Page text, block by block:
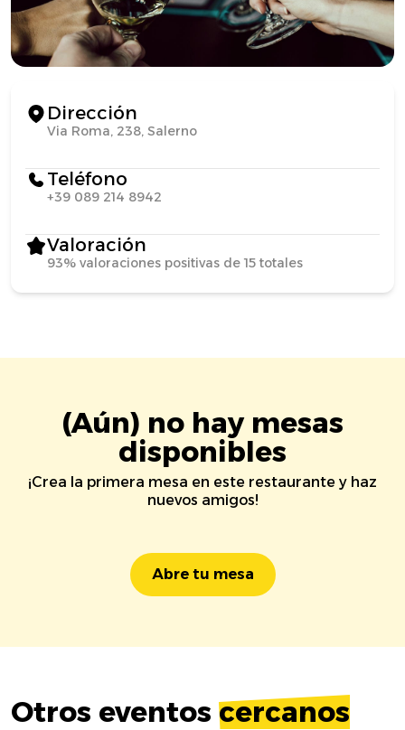
Dirección
Via Roma, 238, Salerno
Teléfono
+39 089 214 8942
Valoración
93% valoraciones positivas de 15 totales
(Aún) no hay mesas
disponibles
¡Crea la primera mesa en este restaurante y haz
nuevos amigos!
Abre tu mesa
Otros eventos cercanos